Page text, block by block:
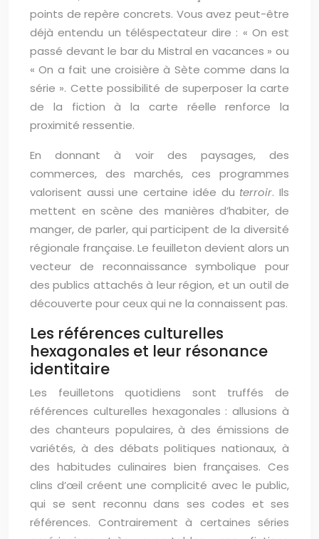
points de repère concrets. Vous avez peut-être
déjà entendu un téléspectateur dire : « On est
passé devant le bar du Mistral en vacances » ou
« On a fait une croisière à Sète comme dans la
série ». Cette possibilité de superposer la carte
de la fiction à la carte réelle renforce la
proximité ressentie.
En donnant à voir des paysages, des
commerces, des marchés, ces programmes
valorisent aussi une certaine idée du terroir. Ils
mettent en scène des manières d’habiter, de
manger, de parler, qui participent de la diversité
régionale française. Le feuilleton devient alors un
vecteur de reconnaissance symbolique pour
des publics attachés à leur région, et un outil de
découverte pour ceux qui ne la connaissent pas.
Les références culturelles
hexagonales et leur résonance
identitaire
Les feuilletons quotidiens sont truffés de
références culturelles hexagonales : allusions à
des chanteurs populaires, à des émissions de
variétés, à des débats politiques nationaux, à
des habitudes culinaires bien françaises. Ces
clins d’œil créent une complicité avec le public,
qui se sent reconnu dans ses codes et ses
références. Contrairement à certaines séries